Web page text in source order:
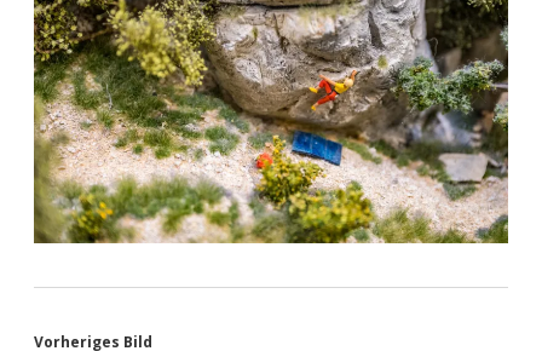
Vorheriges Bild